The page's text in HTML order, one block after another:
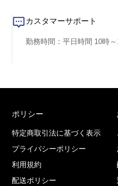
カスタマーサポート
勤務時間：平日時間 10時
ポリシー
特定商取引法に基づく表示
プライバシーポリシー
利用規約
配送ポリシー